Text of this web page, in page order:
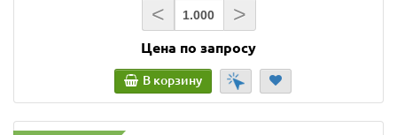
< >
Цена по запросу
В корзину